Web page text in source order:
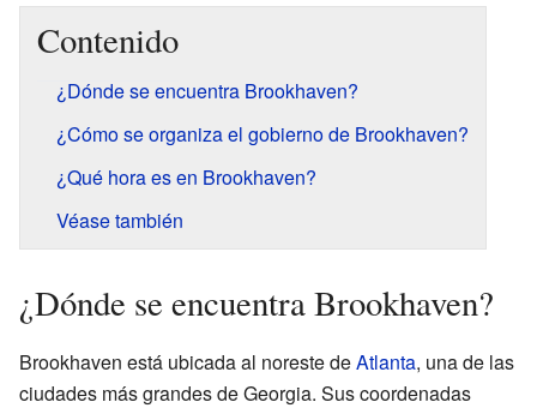
Contenido
¿Dónde se encuentra Brookhaven?
¿Cómo se organiza el gobierno de Brookhaven?
¿Qué hora es en Brookhaven?
Véase también
¿Dónde se encuentra Brookhaven?
Brookhaven está ubicada al noreste deAtlanta, una de las
ciudades más grandes de Georgia. Sus coordenadas